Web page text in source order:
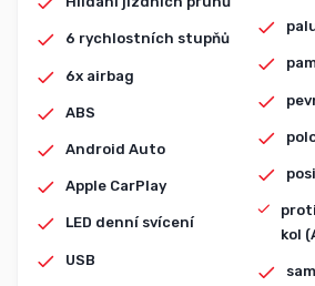
6 rychlostních stupňů
6x airbag
ABS
Android Auto
Apple CarPlay
LED denní svícení
USB
kol